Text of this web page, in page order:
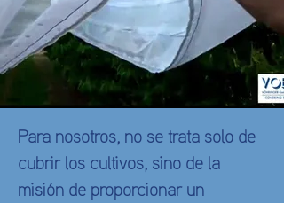
Para nosotros, no se trata solo de
cubrir los cultivos, sino de la
misión de proporcionar un